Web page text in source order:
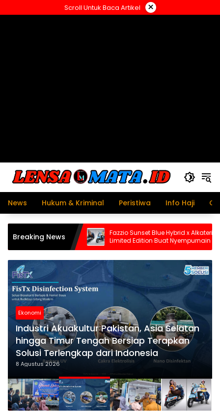
ke
Scroll Untuk Baca Artikel ×
News Hukum & Kriminal Peristiwa Info Haji
Breaking NewsFazzio Sunset Blue Hybrid x Alkateri, Motor
Limited Edition Buat Nyempurnain Look
Retro-Future Lo
Ekonomi
Industri Akuakultur Pakistan, Asia Selatan
hingga Timur Tengah Bersiap Terapkan
Solusi Terlengkap dari Indonesia
8 Agustus 2026